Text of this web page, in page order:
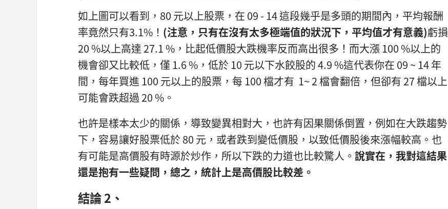
如上圖可以看到，80 元以上股票，在 09 - 14 這段幾乎是多頭的期間內，平均報酬
率竟然只有3.1%！ (注意，只有在沒有太多極端值的狀況下， 平均值才有意義)虧損
20 %以上高達 27.1 %，比起低價股大跌機率反而高出很多！而大漲 100 %以上的
機會卻又比較低，僅 1.6 %，低於 10 元以下水餃股的 4.9 %這代表你在 09 ~ 14 年
間，每年買進 100 元以上的股票，每 100 檔才有 1~ 2 檔會翻倍，但卻有 27 檔以上
可能會跌超過 20 %。
也許是樣本太少的關係，導致變異相對大，也許有因果關係倒置，例如在大跌趨勢
下，容易讓好股票低於 80 元，或者跌到變低價股，以致低價股後來漲幅較高。也
有可能是高價股有時源於炒作，所以下跌的力道也比較驚人。 說實在， 我對這結果
還是抱有一些疑問， 總之，統計上是高價股比較差。
結論 2、